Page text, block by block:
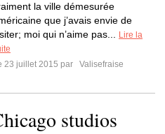
la ville démesurée
que j’avais envie de
moi qui n’aime pas...
Lire la
23 juillet 2015 par
Valisefraise
studios